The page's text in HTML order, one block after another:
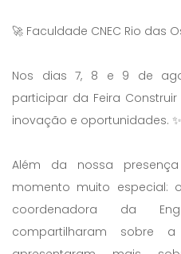
🚀 Faculdade CNEC Rio das
Nos dias 7, 8 e 9 de
participar da Feira
inovação e oportunidades.
Além da nossa
momento muito especial:
coordenadora da
compartilharam sobre